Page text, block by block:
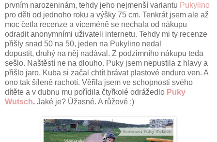
prvním narozeninám, tehdy jeho nejmenší variantu Pukylino
pro děti od jednoho roku a výšky 75 cm. Tenkrát jsem ale až
moc četla recenze a víceméně se nechala od nákupu
odradit anonymními uživateli internetu. Tehdy mi ty recenze
přišly snad 50 na 50, jeden na Pukylino nedal
dopustit, druhý na něj nadával. Z podzimního nákupu teda
sešlo. Naštěstí ne na dlouho. Puky jsem nepustila z hlavy a
přišlo jaro. Kuba si začal chtít brávat plastové enduro ven. A
ono tak šíleně rachotí. Věřila jsem ve schopnosti svého
dítěte a v dubnu mu pořídila čtyřkolé odrážedlo Puky
Wutsch. Jaké je? Úžasné. A růžové :)